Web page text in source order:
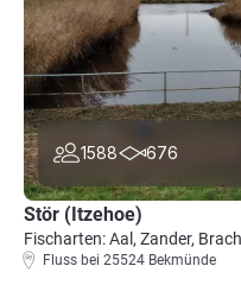
1588 676
Stör (Itzehoe)
Fischarten: Aal, Zander,
Fluss bei 25524 Bekmünde